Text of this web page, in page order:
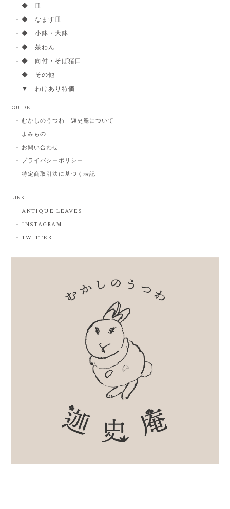
◆ 皿
◆ なます皿
◆ 小鉢・大鉢
◆ 茶わん
◆ 向付・そば猪口
◆ その他
▼ わけあり特価
GUIDE
むかしのうつわ 迦史庵について
よみもの
お問い合わせ
プライバシーポリシー
特定商取引法に基づく表記
LINK
ANTIQUE LEAVES
INSTAGRAM
TWITTER